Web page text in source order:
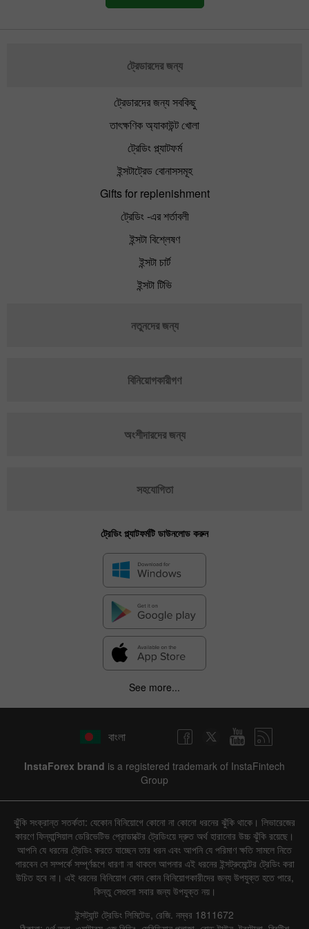
ট্রেডারদের জন্য
ট্রেডারদের জন্য সবকিছু
তাৎক্ষণিক অ্যাকাউন্ট খোলা
ট্রেডিং প্ল্যাটফর্ম
ইন্সটাট্রেড বোনাসসমূহ
Gifts for replenishment
ট্রেডিং -এর শর্তাবলী
ইন্সটা বিশ্লেষণ
ইন্সটা চার্ট
ইন্সটা টিভি
নতুনদের জন্য
বিনিয়োগকারীগণ
অংশীদারদের জন্য
সহযোগিতা
ট্রেডিং প্ল্যাটফর্মটি ডাউনলোড করুন
See more...
বাংলা
InstaForex brand is a registered trademark of InstaFintech
Group
ঝুঁকি সংক্রান্ত সতর্কতা: যেকোন বিনিয়োগে কোনো না কোনো ধরনের ঝুঁকি থাকে। লিভারেজের
কারণে ফিন্যান্সিয়াল ডেরিভেটিভ প্রোডাক্টের ট্রেডিংয়ে দ্রুত অর্থ হারানোর উচ্চ ঝুঁকি রয়েছে।
আপনি যে ধরনের ট্রেডিং করতে যাচ্ছেন তার ধরন এবং আপনি যে পরিমাণ ক্ষতি সামলে নিতে
পারবেন সে সম্পর্কে সম্পূর্ণরূপে ধারণা না থাকলে আপনার এই ধরনের ইন্সট্রুমেন্টের ট্রেডিং করা
উচিত হবে না। এই ধরনের বিনিয়োগ কোন কোন বিনিয়োগকারীদের জন্য উপযুক্ত হতে পারে,
কিন্তু সেগুলো সবার জন্য উপযুক্ত নয়।
ইন্সট্যান্ট ট্রেডিং লিমিটেড, রেজি. নম্বর 1811672